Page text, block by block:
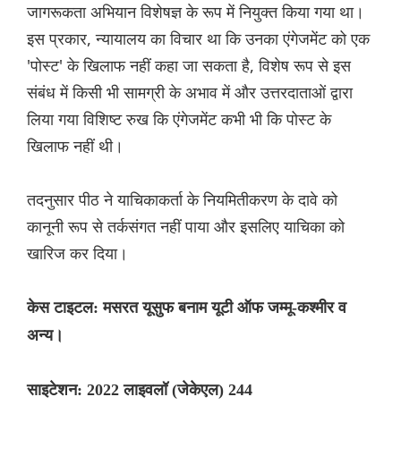
जागरूकता अभियान विशेषज्ञ के रूप में नियुक्त किया गया था।
इस प्रकार, न्यायालय का विचार था कि उनका एंगेजमेंट को एक
'पोस्ट' के खिलाफ नहीं कहा जा सकता है, विशेष रूप से इस
संबंध में किसी भी सामग्री के अभाव में और उत्तरदाताओं द्वारा
लिया गया विशिष्ट रुख कि एंगेजमेंट कभी भी कि पोस्ट के
खिलाफ नहीं थी।
तदनुसार पीठ ने याचिकाकर्ता के नियमितीकरण के दावे को
कानूनी रूप से तर्कसंगत नहीं पाया और इसलिए याचिका को
खारिज कर दिया।
केस टाइटल: मसरत यूसुफ बनाम यूटी ऑफ जम्मू-कश्मीर व
अन्य।
साइटेशन: 2022 लाइवलॉ (जेकेएल) 244